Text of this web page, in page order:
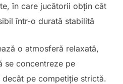
în care jucătorii obțin cât
într-o durată stabilită
o atmosferă relaxată,
se concentreze pe
pe competiție strictă.